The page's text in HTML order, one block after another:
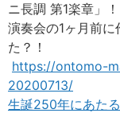
ニ長調 第1楽章」！‬
演奏会の1ヶ月前
た？！‬
https://ontomo-
20200713/
生誕250年にあた